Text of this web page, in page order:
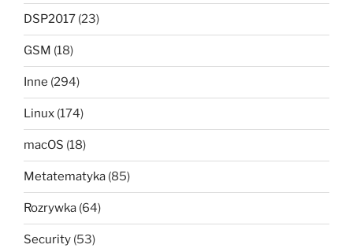
DSP2017 (23)
GSM (18)
Inne (294)
Linux (174)
macOS (18)
Metatematyka (85)
Rozrywka (64)
Security (53)